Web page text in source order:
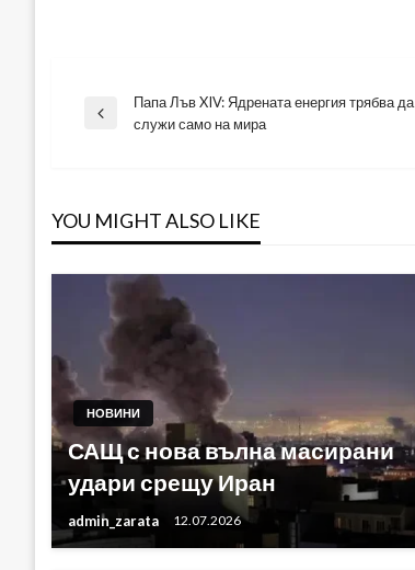
Навигация
Previous
Папа Лъв XIV: Ядрената енергия трябва да
служи само на мира
YOU MIGHT ALSO LIKE
НОВИНИ
САЩ с нова вълна масирани
удари срещу Иран
admin_zarata 12.07.2026